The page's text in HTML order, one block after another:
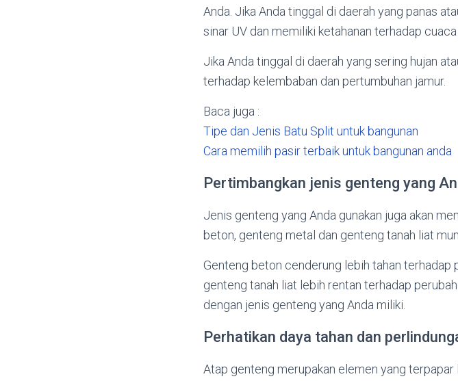
Anda. Jika Anda tinggal di daerah yang panas
sinar UV dan memiliki ketahanan terhadap
Jika Anda tinggal di daerah yang sering hujan
terhadap kelembaban dan pertumbuhan jamur.
Baca juga :
Tipe dan Jenis Batu Split untuk bangunan
Cara memilih pasir terbaik untuk bangunan anda
Pertimbangkan jenis genteng yang
Jenis genteng yang Anda gunakan juga akan
beton, genteng metal dan genteng tanah liat
Genteng beton cenderung lebih tahan terhadap
genteng tanah liat lebih rentan terhadap
dengan jenis genteng yang Anda miliki.
Perhatikan daya tahan dan
Atap genteng merupakan elemen yang terpapar